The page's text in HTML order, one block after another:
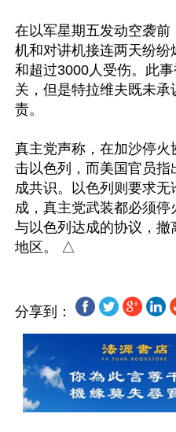
在以军星期五发动空袭
机和对讲机接连两天纷
和超过3000人受伤。此
关，但是特拉维夫既未
责。
真主党声称，在加沙停
击以色列，而美国官员
成共识。以色列则要求
成，真主党武装都必须停
与以色列达成的协议，
分享到：